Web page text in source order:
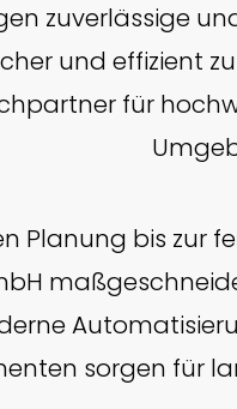
zuverlässige
und effizient
für
Planung bis zur
sorgen für